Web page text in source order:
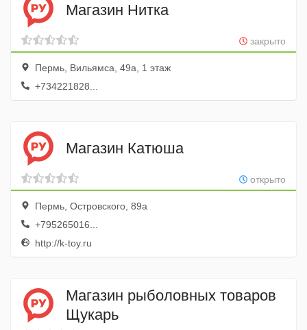
Магазин Нитка
закрыто
Пермь, Вильямса, 49а, 1 этаж
+734221828...
Магазин Катюша
открыто
Пермь, Островского, 89а
+795265016...
http://k-toy.ru
Магазин рыболовных товаров
Щукарь